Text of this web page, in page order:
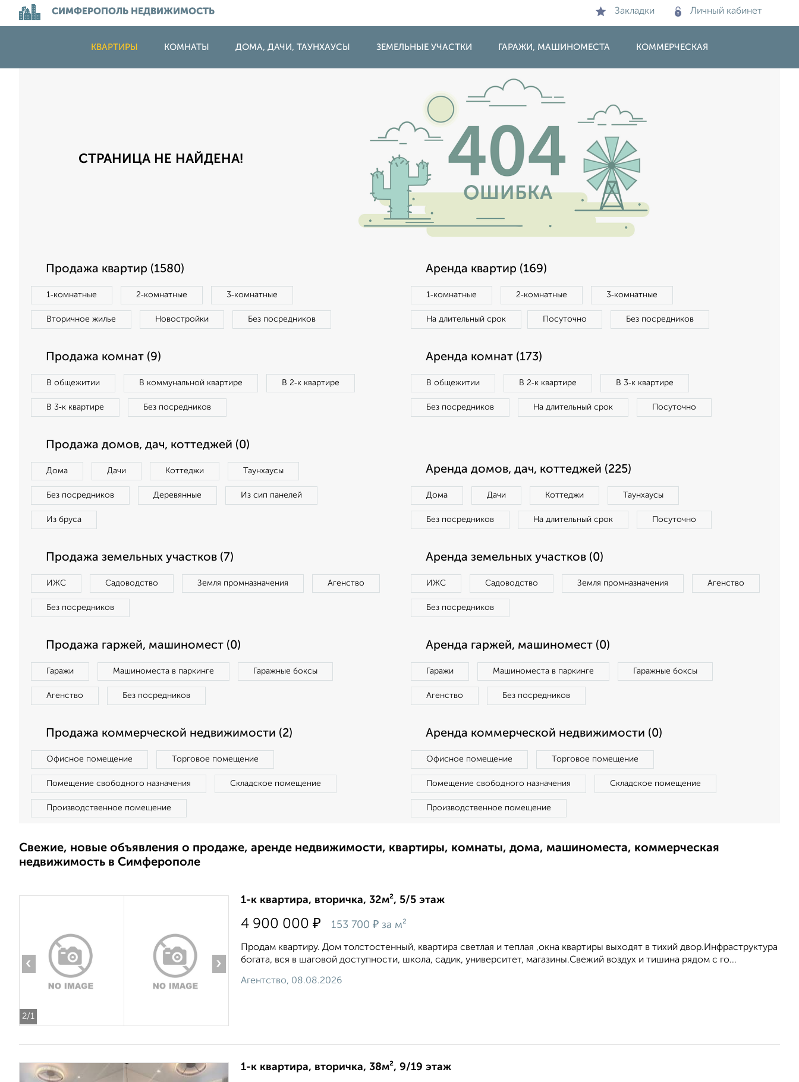
СИМФЕРОПОЛЬ НЕДВИЖИМОСТЬ Закладки Личный кабинет
КВАРТИРЫ КОМНАТЫ ДОМА, ДАЧИ, ТАУНХАУСЫ ЗЕМЕЛЬНЫЕ УЧАСТКИ ГАРАЖИ, МАШИНОМЕСТА КОММЕРЧЕСКАЯ
СТРАНИЦА НЕ НАЙДЕНА!
Продажа квартир (1580)
1‑комнатные 2‑комнатные 3‑комнатные
Вторичное жилье Новостройки Без посредников
Аренда квартир (169)
1‑комнатные 2‑комнатные 3‑комнатные
На длительный срок Посуточно Без посредников
Продажа комнат (9)
В общежитии В коммунальной квартире В 2‑к квартире
В 3‑к квартире Без посредников
Аренда комнат (173)
В общежитии В 2‑к квартире В 3‑к квартире
Без посредников На длительный срок Посуточно
Продажа домов, дач, коттеджей (0)
Дома Дачи Коттеджи Таунхаусы
Без посредников Деревянные Из сип панелей
Из бруса
Аренда домов, дач, коттеджей (225)
Дома Дачи Коттеджи Таунхаусы
Без посредников На длительный срок Посуточно
Продажа земельных участков (7)
ИЖС Садоводство Земля промназначения Агенство
Без посредников
Аренда земельных участков (0)
ИЖС Садоводство Земля промназначения Агенство
Без посредников
Продажа гаржей, машиномест (0)
Гаражи Машиноместа в паркинге Гаражные боксы
Агенство Без посредников
Аренда гаржей, машиномест (0)
Гаражи Машиноместа в паркинге Гаражные боксы
Агенство Без посредников
Продажа коммерческой недвижимости (2)
Офисное помещение Торговое помещение
Помещение свободного назначения Складское помещение
Производственное помещение
Аренда коммерческой недвижимости (0)
Офисное помещение Торговое помещение
Помещение свободного назначения Складское помещение
Производственное помещение
Свежие, новые объявления о продаже, аренде недвижимости, квартиры, комнаты, дома, машиноместа, коммерческая
недвижимость в Симферополе
2/1
‹ ›
1-к квартира, вторичка, 32м², 5/5 этаж
4 900 000 ₽ 153 700 ₽ за м²
Продам квартиру. Дом толстостенный, квартира светлая и теплая ,окна квартиры выходят в тихий двор.Инфраструктура
богата, вся в шаговой доступности, школа, садик, университет, магазины.Свежий воздух и тишина рядом с го...
Агентство, 08.08.2026
1-к квартира, вторичка, 38м², 9/19 этаж